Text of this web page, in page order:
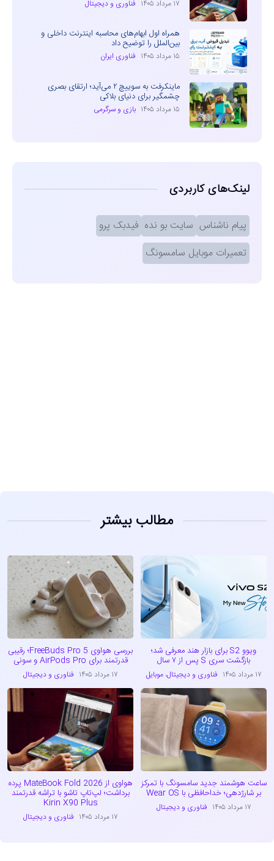
۱۷ مرداد ۱۴۰۵ فناوری و دیجیتال
همراه اول ابهام‌های محاسبه اینترنت داخلی و
بین‌الملل را توضیح داد
۱۵ مرداد ۱۴۰۵ فناوری ایران
ماینکرفت به سوییچ ۲ می‌آید؛ ارتقای بصری
چشمگیر برای دنیای بلاکی
۱۵ مرداد ۱۴۰۵ بازی و سرگرمی
لینک‌های کاربردی
پیام ناشناس سایت بو نده فیدبک پرو
تعمیرات موبایل سامسونگ
مطالب بیشتر
ویوو S2 برای بازار هند معرفی شد؛
بازگشت سری S پس از ۷ سال
۱۷ مرداد ۱۴۰۵ فناوری و دیجیتال،موبایل
بررسی هواوی FreeBuds Pro 5؛ رقیبی
قدرتمند برای AirPods Pro و سونی
۱۷ مرداد ۱۴۰۵ فناوری و دیجیتال
ساعت هوشمند جدید سامسونگ با تمرکز
بر شارژدهی؛ خداحافظی با Wear OS
۱۷ مرداد ۱۴۰۵ فناوری و دیجیتال
هواوی از MateBook Fold 2026 پرده
برداشت؛ لپ‌تاپ تاشو با تراشه قدرتمند
Kirin X90 Plus
۱۷ مرداد ۱۴۰۵ فناوری و دیجیتال